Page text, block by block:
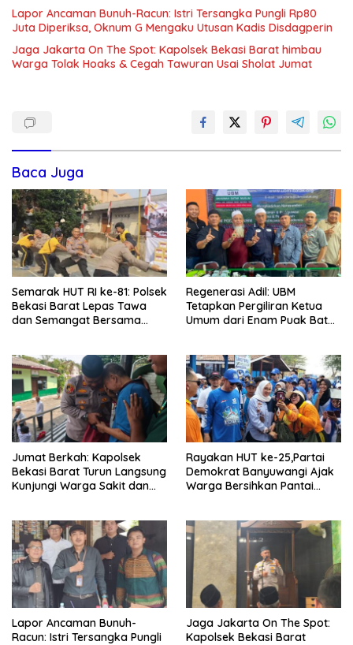
Lapor Ancaman Bunuh-Racun: Istri Tersangka Pungli Rp80
Juta Diperiksa, Oknum G Mengaku Utusan Kadis Disdagperin
Jaga Jakarta On The Spot: Kapolsek Bekasi Barat himbau
Warga Tolak Hoaks & Cegah Tawuran Usai Sholat Jumat
Baca Juga
Semarak HUT RI ke-81: Polsek
Bekasi Barat Lepas Tawa
dan Semangat Bersama
Regenerasi Adil: UBM
Tetapkan Pergiliran Ketua
Umum dari Enam Puak Batak
Jumat Berkah: Kapolsek
Bekasi Barat Turun Langsung
Kunjungi Warga Sakit dan
Rayakan HUT ke-25,Partai
Demokrat Banyuwangi Ajak
Warga Bersihkan Pantai
Lapor Ancaman Bunuh-
Racun: Istri Tersangka Pungli
Jaga Jakarta On The Spot:
Kapolsek Bekasi Barat